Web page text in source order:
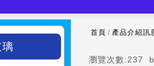
首頁 / 產品介紹訊
瀏覽次數:237
璃